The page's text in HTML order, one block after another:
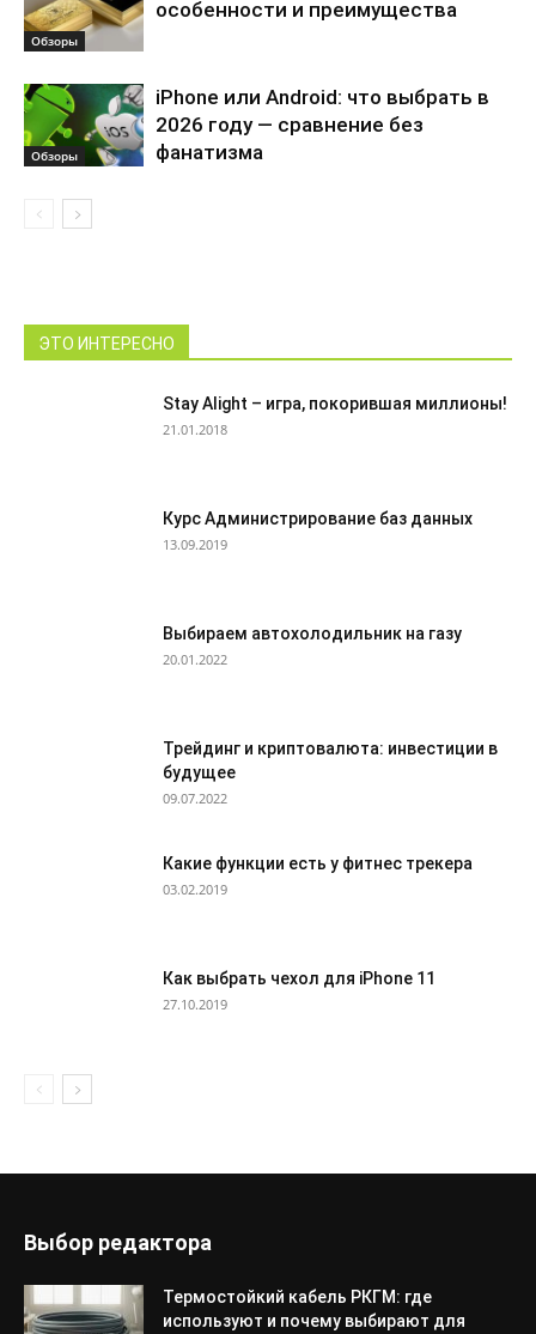
Обзоры
особенности и преимущества
Обзоры
iPhone или Android: что выбрать в
2026 году — сравнение без
фанатизма
ЭТО ИНТЕРЕСНО
Stay Alight – игра, покорившая миллионы!
21.01.2018
Курс Администрирование баз данных
13.09.2019
Выбираем автохолодильник на газу
20.01.2022
Трейдинг и криптовалюта: инвестиции в
будущее
09.07.2022
Какие функции есть у фитнес трекера
03.02.2019
Как выбрать чехол для iPhone 11
27.10.2019
Выбор редактора
Термостойкий кабель РКГМ: где
используют и почему выбирают для